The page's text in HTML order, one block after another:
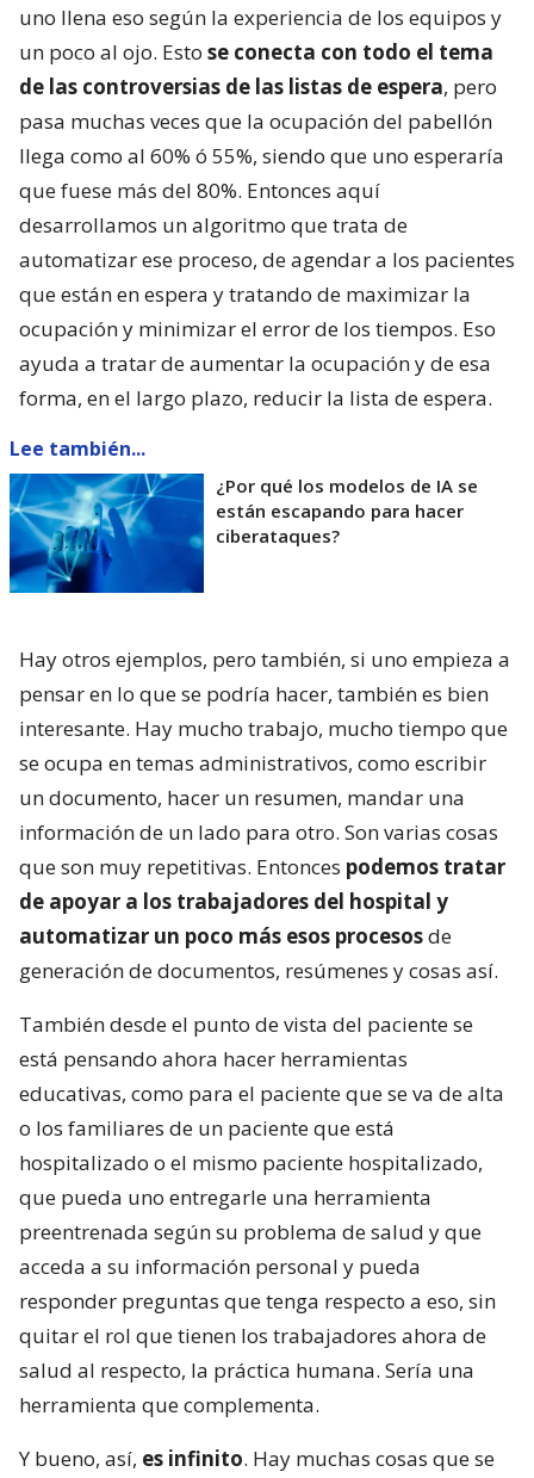
uno llena eso según la experiencia de los equipos y
un poco al ojo. Esto se conecta con todo el tema
de las controversias de las listas de espera, pero
pasa muchas veces que la ocupación del pabellón
llega como al 60% ó 55%, siendo que uno esperaría
que fuese más del 80%. Entonces aquí
desarrollamos un algoritmo que trata de
automatizar ese proceso, de agendar a los pacientes
que están en espera y tratando de maximizar la
ocupación y minimizar el error de los tiempos. Eso
ayuda a tratar de aumentar la ocupación y de esa
forma, en el largo plazo, reducir la lista de espera.
Lee también...
¿Por qué los modelos de IA se
están escapando para hacer
ciberataques?
Hay otros ejemplos, pero también, si uno empieza a
pensar en lo que se podría hacer, también es bien
interesante. Hay mucho trabajo, mucho tiempo que
se ocupa en temas administrativos, como escribir
un documento, hacer un resumen, mandar una
información de un lado para otro. Son varias cosas
que son muy repetitivas. Entonces podemos tratar
de apoyar a los trabajadores del hospital y
automatizar un poco más esos procesosde
generación de documentos, resúmenes y cosas así.
También desde el punto de vista del paciente se
está pensando ahora hacer herramientas
educativas, como para el paciente que se va de alta
o los familiares de un paciente que está
hospitalizado o el mismo paciente hospitalizado,
que pueda uno entregarle una herramienta
preentrenada según su problema de salud y que
acceda a su información personal y pueda
responder preguntas que tenga respecto a eso, sin
quitar el rol que tienen los trabajadores ahora de
salud al respecto, la práctica humana. Sería una
herramienta que complementa.
Y bueno, así, es infinito. Hay muchas cosas que se